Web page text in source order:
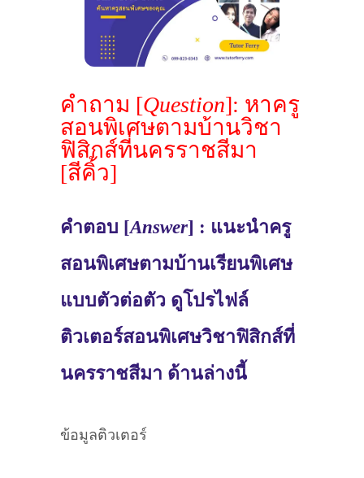
คำถาม [Question]: หาครู
สอนพิเศษตามบ้านวิชา
ฟิสิกส์ที่นครราชสีมา
[สีคิ้ว]
คำตอบ [Answer] : แนะนำครู
สอนพิเศษตามบ้านเรียนพิเศษ
แบบตัวต่อตัว ดูโปรไฟล์
ติวเตอร์สอนพิเศษวิชาฟิสิกส์ที่
นครราชสีมา ด้านล่างนี้
ข้อมูลติวเตอร์